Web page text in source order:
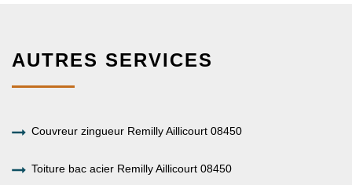
AUTRES SERVICES
Couvreur zingueur Remilly Aillicourt 08450
Toiture bac acier Remilly Aillicourt 08450